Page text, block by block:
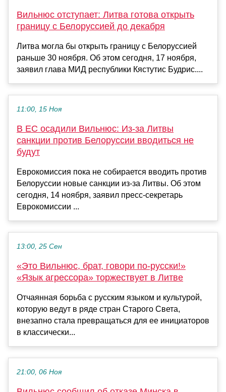
Вильнюс отступает: Литва готова открыть
границу с Белоруссией до декабря
Литва могла бы открыть границу с Белоруссией
раньше 30 ноября. Об этом сегодня, 17 ноября,
заявил глава МИД республики Кястутис Будрис....
11:00, 15 Ноя
В ЕС осадили Вильнюс: Из-за Литвы
санкции против Белоруссии вводиться не
будут
Еврокомиссия пока не собирается вводить против
Белоруссии новые санкции из-за Литвы. Об этом
сегодня, 14 ноября, заявил пресс-секретарь
Еврокомиссии ...
13:00, 25 Сен
«Это Вильнюс, брат, говори по-русски!»
«Язык агрессора» торжествует в Литве
Отчаянная борьба с русским языком и культурой,
которую ведут в ряде стран Старого Света,
внезапно стала превращаться для ее инициаторов
в классически...
21:00, 06 Ноя